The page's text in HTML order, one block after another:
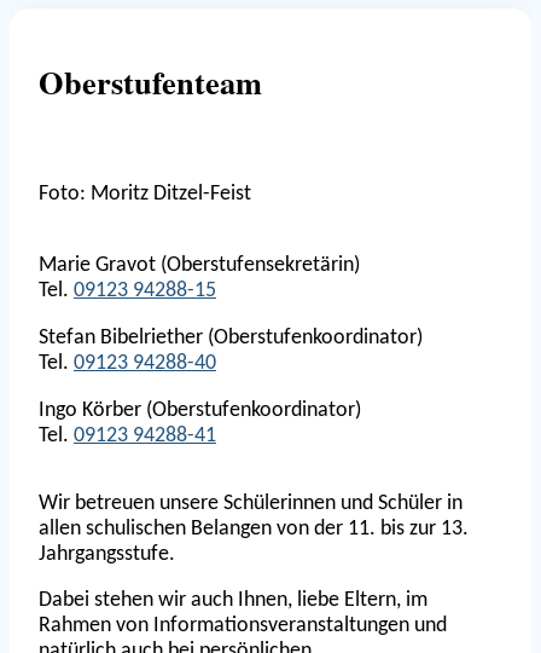
Oberstufenteam
Foto: Moritz Ditzel-Feist
Marie Gravot (Oberstufensekretärin)
Tel. 09123 94288-15
Stefan Bibelriether (Oberstufenkoordinator)
Tel. 09123 94288-40
Ingo Körber (Oberstufenkoordinator)
Tel. 09123 94288-41
Wir betreuen unsere Schülerinnen und Schüler in
allen schulischen Belangen von der 11. bis zur 13.
Jahrgangsstufe.
Dabei stehen wir auch Ihnen, liebe Eltern, im
Rahmen von Informationsveranstaltungen und